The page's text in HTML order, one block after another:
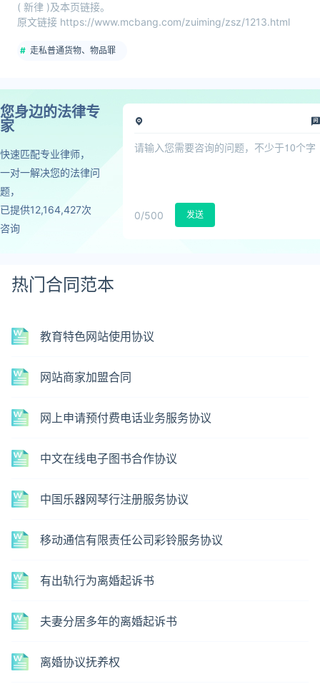
( 新律 )及本页链接。
原文链接 https://www.mcbang.com/zuiming/zsz/1213.html
走私普通货物、物品罪
您身边的法律专
家
快速匹配专业律师，
一对一解决您的法律问
题，
已提供12,164,427次
咨询
0/500 发送
热门合同范本
教育特色网站使用协议
网站商家加盟合同
网上申请预付费电话业务服务协议
中文在线电子图书合作协议
中国乐器网琴行注册服务协议
移动通信有限责任公司彩铃服务协议
有出轨行为离婚起诉书
夫妻分居多年的离婚起诉书
离婚协议抚养权